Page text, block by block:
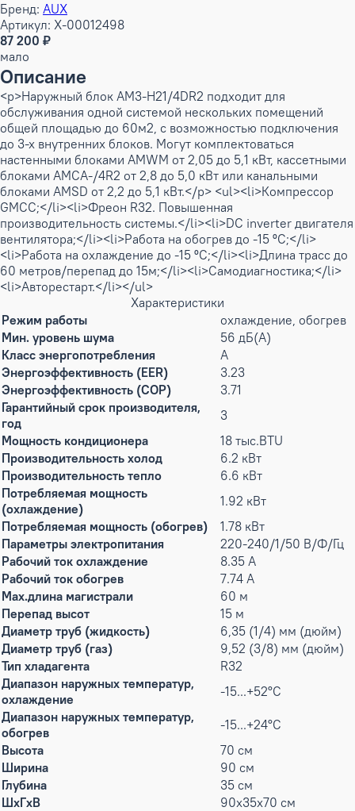
Бренд: AUX
Артикул: X-00012498
87 200 ₽
мало
Описание
<p>Наружный блок AM3-H21/4DR2 подходит для
обслуживания одной системой нескольких помещений
общей площадью до 60м2, с возможностью подключения
до 3-х внутренних блоков. Могут комплектоваться
настенными блоками AMWM от 2,05 до 5,1 кВт, кассетными
блоками AMCA-/4R2 от 2,8 до 5,0 кВт или канальными
блоками AMSD от 2,2 до 5,1 кВт.</p> <ul><li>Компрессор
GMCC;</li><li>Фреон R32. Повышенная
производительность системы.</li><li>DC inverter двигателя
вентилятора;</li><li>Работа на обогрев до -15 ºС;</li>
<li>Работа на охлаждение до -15 ºС;</li><li>Длина трасс до
60 метров/перепад до 15м;</li><li>Cамодиагностика;</li>
<li>Авторестарт.</li></ul>
Характеристики
Режим работы
охлаждение, обогрев
Мин. уровень шума
56 дБ(А)
Класс энергопотребления
A
Энергоэффективность (EER)
3.23
Энергоэффективность (COP)
3.71
Гарантийный срок производителя,
год
3
Мощность кондиционера
18 тыс.BTU
Производительность холод
6.2 кВт
Производительность тепло
6.6 кВт
Потребляемая мощность
(охлаждение)
1.92 кВт
Потребляемая мощность (обогрев)
1.78 кВт
Параметры электропитания
220-240/1/50 В/Ф/Гц
Рабочий ток охлаждение
8.35 А
Рабочий ток обогрев
7.74 А
Max.длина магистрали
60 м
Перепад высот
15 м
Диаметр труб (жидкость)
6,35 (1/4) мм (дюйм)
Диаметр труб (газ)
9,52 (3/8) мм (дюйм)
Тип хладагента
R32
Диапазон наружных температур,
охлаждение
-15...+52°С
Диапазон наружных температур,
обогрев
-15...+24°С
Высота
70 см
Ширина
90 см
Глубина
35 см
ШxГxВ
90x35x70 см